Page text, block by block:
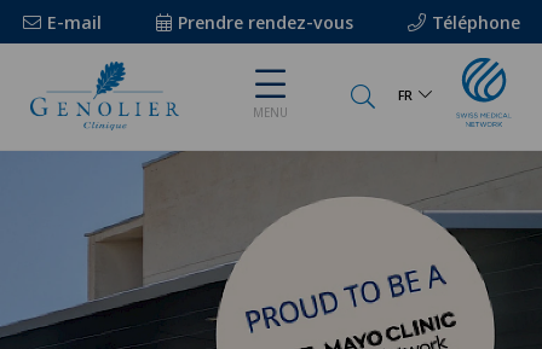
E-mail Prendre rendez-vous Téléphone
MENU
FR